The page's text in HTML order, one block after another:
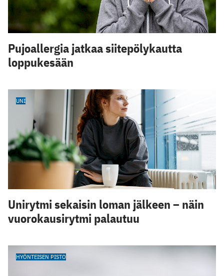
Pujoallergia jatkaa siitepölykautta
loppukesään
UNI
Unirytmi sekaisin loman jälkeen – näin
vuorokausirytmi palautuu
HYÖNTEISEN PISTO